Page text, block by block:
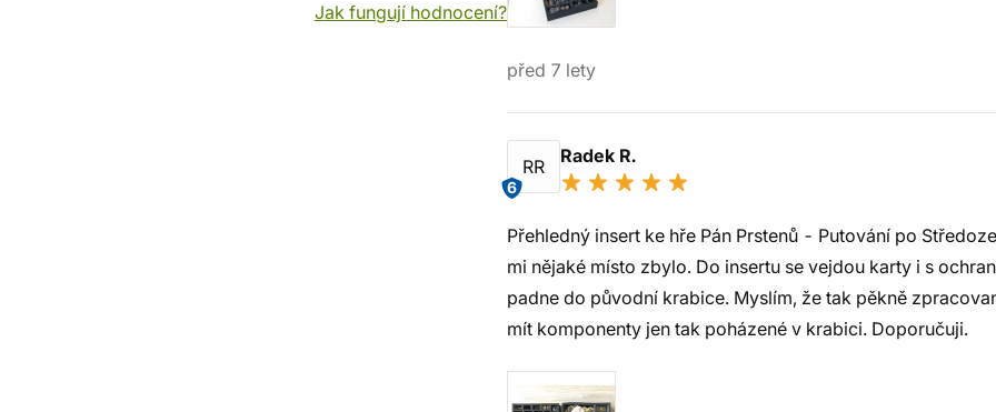
Jak fungují hodnocení?
před 7 lety
RR
6
Radek R.
Přehledný insert ke hře Pán Prstenů - Putování po
mi nějaké místo zbylo. Do insertu se vejdou karty i s
padne do původní krabice. Myslím, že tak pěkně
mít komponenty jen tak poházené v krabici. Doporučuji.